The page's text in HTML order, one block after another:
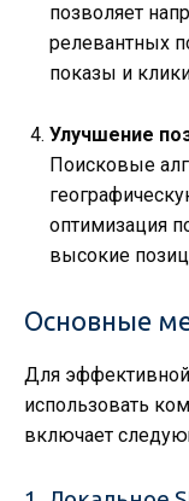
позволяет
релевантных
показы и
Улучшение
Поисковые
оптимизация
высокие
Основные
Для
использовать
включает